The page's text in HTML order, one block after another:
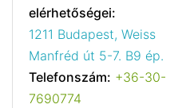
elérhetőségei:
1211 Budapest, Weiss
Manfréd út 5-7. B9 ép.
Telefonszám: +36-30-
7690774